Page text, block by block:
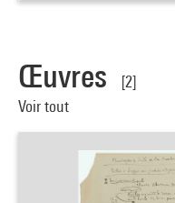
Œuvres
[2]
Voir tout